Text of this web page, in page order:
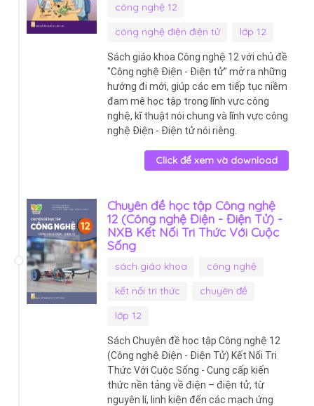
công nghệ 12
công nghệ điện điện tử
lớp 12
Sách giáo khoa Công nghệ 12 với chủ đề
"Công nghệ Điện - Điện tử” mở ra những
hướng đi mới, giúp các em tiếp tục niềm
đam mê học tập trong lĩnh vực công
nghệ, kĩ thuật nói chung và lĩnh vực công
nghệ Điện - Điện tử nói riêng.
Click để xem và download
Chuyên đề học tập Công nghệ
12 (Công nghệ Điện - Điện Tử) -
NXB Kết Nối Tri Thức Với Cuộc
Sống
sách giáo khoa
công nghệ
kết nối tri thức
chuyên đề
lớp 12
Sách Chuyên đề học tập Công nghệ 12
(Công nghệ Điện - Điện Tử) Kết Nối Tri
Thức Với Cuộc Sống - Cung cấp kiến
thức nền tảng về điện – điện tử, từ
nguyên lí, linh kiện đến các mạch ứng